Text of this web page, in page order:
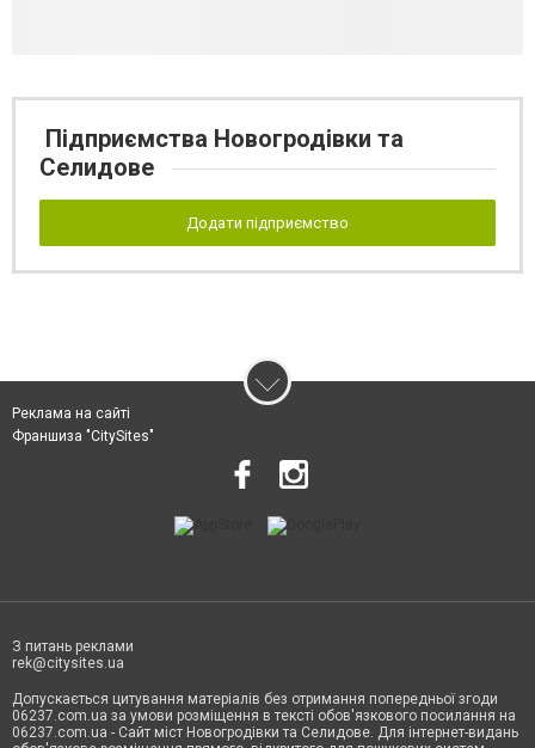
Підприємства Новогродівки та
Селидове
Додати підприємство
Реклама на сайті
Франшиза "CitySites"
З питань реклами
rek@citysites.ua
Допускається цитування матеріалів без отримання попередньої згоди
06237.com.ua за умови розміщення в тексті обов'язкового посилання на
06237.com.ua - Сайт міст Новогродівки та Селидове. Для інтернет-видань